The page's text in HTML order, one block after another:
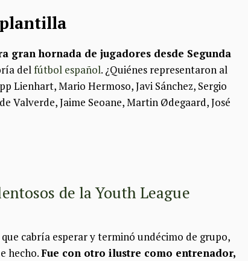
plantilla
gran hornada de jugadores desde Segunda
delfútbol español. ¿Quiénes representaron al
Lienhart, Mario Hermoso, Javi Sánchez, Sergio
Valverde, Jaime Seoane, Martin Ødegaard, José
de la Youth League
cabría esperar y terminó undécimo de grupo,
hecho.Fue con otro ilustre como entrenador,